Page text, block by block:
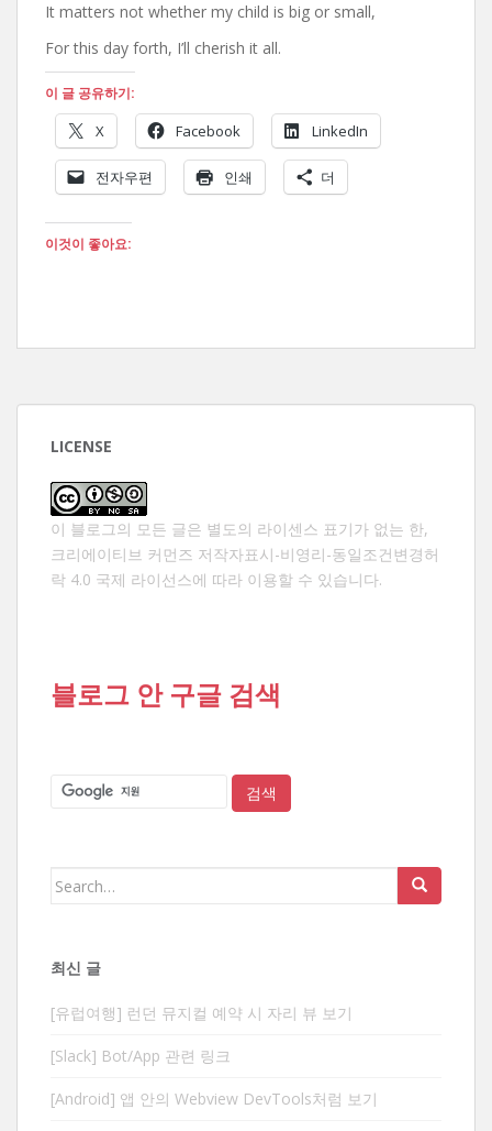
It matters not whether my child is big or small,
For this day forth, I’ll cherish it all.
이 글 공유하기:
X Facebook LinkedIn
전자우편 인쇄 더
이것이 좋아요:
LICENSE
이 블로그의 모든 글은 별도의 라이센스 표기가 없는 한,
크리에이티브 커먼즈 저작자표시-비영리-동일조건변경허
락 4.0 국제 라이선스에 따라 이용할 수 있습니다.
블로그 안 구글 검색
Search
최신 글
[유럽여행] 런던 뮤지컬 예약 시 자리 뷰 보기
[Slack] Bot/App 관련 링크
[Android] 앱 안의 Webview DevTools처럼 보기